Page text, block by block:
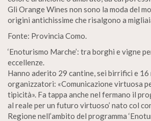
Gli Orange Wines non sono la moda del
origini antichissime che risalgono a
Fonte: Provincia Como.
‘Enoturismo Marche’: tra borghi e vigne
eccellenze.
Hanno aderito 29 cantine, sei birrifici e
organizzatori: «Comunicazione virtuosa
tipicità». Fa tappa anche nel fermano il
al reale per un futuro virtuoso’ nato col
Regione nell’ambito del programma